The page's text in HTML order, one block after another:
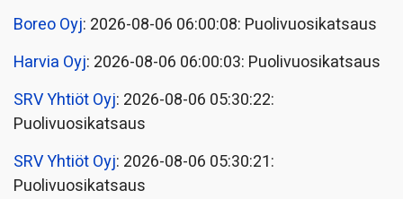
Boreo Oyj: 2026-08-06 06:00:08: Puolivuosikatsaus
Harvia Oyj: 2026-08-06 06:00:03: Puolivuosikatsaus
SRV Yhtiöt Oyj: 2026-08-06 05:30:22:
Puolivuosikatsaus
SRV Yhtiöt Oyj: 2026-08-06 05:30:21:
Puolivuosikatsaus